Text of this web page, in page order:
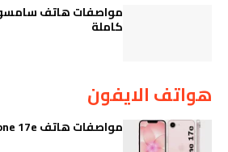
كاملة
هواتف الايفون
مواصفات هاتف iPhone 17e كاملا